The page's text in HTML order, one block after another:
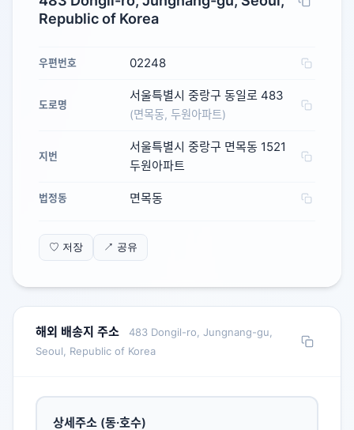
Republic of Korea
우편번호 02248
도로명
서울특별시 중랑구 동일로 483
(면목동, 두원아파트)
지번
서울특별시 중랑구 면목동 1521
두원아파트
법정동 면목동
♡ 저장 ↗ 공유
해외 배송지 주소
483 Dongil-ro, Jungnang-gu,
Seoul, Republic of Korea
상세주소 (동·호수)